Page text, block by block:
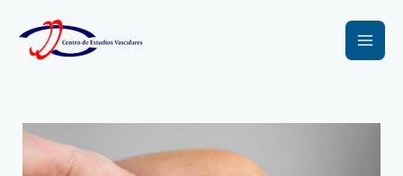
contenido
Main
de
entradas